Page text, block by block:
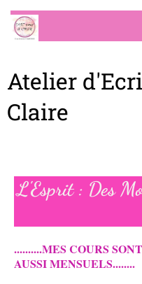
Atelier
Claire
L'Esprit : Des
..........MES COURS
AUSSI MENSUELS........